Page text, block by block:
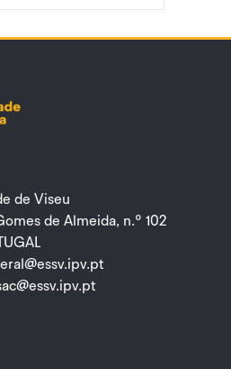
de Viseu
de Almeida, n.º 102